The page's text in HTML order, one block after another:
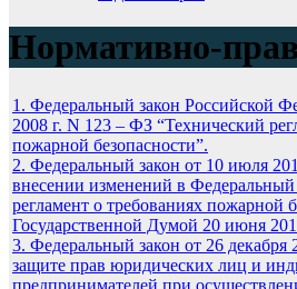
Нормативно-
1. Федеральный закон Российской
2008 г. N 123 – ФЗ “Технический
пожарной безопасности”.
2. Федеральный закон от 10 июля
внесении изменений в Федеральный
регламент о требованиях пожарной
Государственной Думой 20 июня
3. Федеральный закон от 26
защите прав юридических лиц и
предпринимателей при